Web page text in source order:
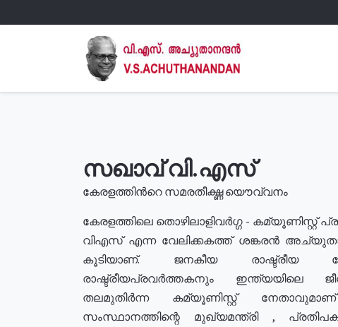
സഖാവ് വി.എസ്
കേരളത്തിൻറെ സമരതീക്ഷ്ണ യൌവ്വനം
കേരളത്തിലെ തൊഴിലാളിവർഗ്ഗ - കമ്യൂണിസ്റ്റ്
വിഎസ് എന്ന വേലിക്കകത്ത് ശങ്കരൻ
കൂടിയാണ്. ജനകീയ രാഷ്ട്രീയ
രാഷ്ട്രീയപ്രവർത്തകനും ഇന്ത്യയിലെ
തലമുതിർന്ന കമ്യൂണിസ്റ്റ്
സംസ്ഥാനത്തിന്റെ മുഖ്യമന്ത്രി ,